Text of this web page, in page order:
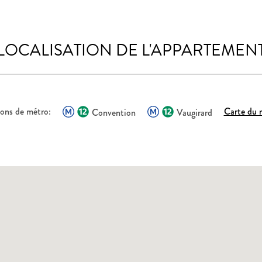
DE
de métro: Convention Vaugirard Carte du